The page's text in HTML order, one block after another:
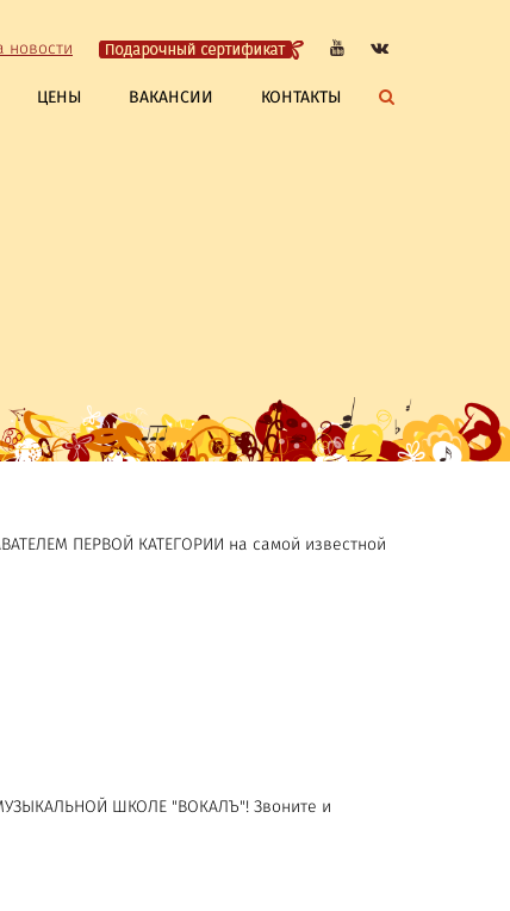
новости
ЦЕНЫ ВАКАНСИИ КОНТАКТЫ
ПЕРВОЙ КАТЕГОРИИ на самой известной
ШКОЛЕ "ВОКАЛЪ"! Звоните и